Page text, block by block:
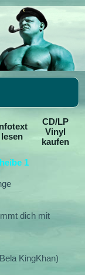
lesen
CD/LP
Vinyl
kaufen
1
dich mit
KingKhan)